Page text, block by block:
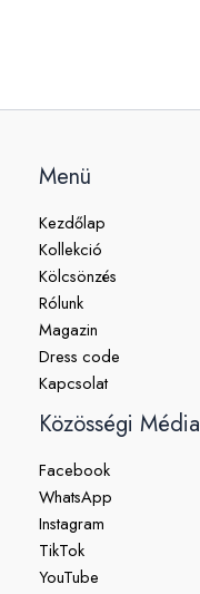
Menü
Kezdőlap
Kollekció
Kölcsönzés
Rólunk
Magazin
Dress code
Kapcsolat
Közösségi Média
Facebook
WhatsApp
Instagram
TikTok
YouTube